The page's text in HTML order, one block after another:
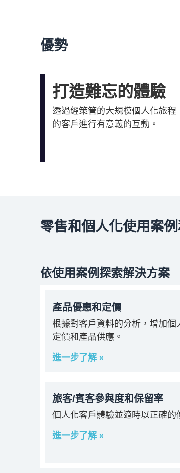
優勢
打造難忘的體驗
透過經策管的大規模個人化旅程
的客戶進行有意義的互動。
零售和個人化使用案
依使用案例探索解決方案
產品優惠和定價
根據對客戶資料的分析，增加個
定價和產品供應。
進一步了解 »
旅客/賓客參與度和保留率
個人化客戶體驗並適時以正確的
進一步了解 »